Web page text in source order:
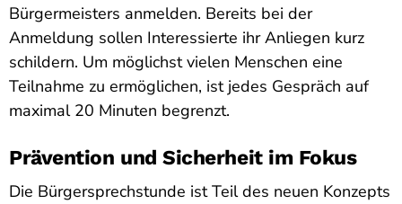
Bürgermeisters anmelden. Bereits bei der
Anmeldung sollen Interessierte ihr Anliegen kurz
schildern. Um möglichst vielen Menschen eine
Teilnahme zu ermöglichen, ist jedes Gespräch auf
maximal 20 Minuten begrenzt.
Prävention und Sicherheit im Fokus
Die Bürgersprechstunde ist Teil des neuen Konzepts